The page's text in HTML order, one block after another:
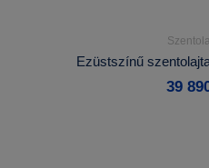
Ezüstszínű
39